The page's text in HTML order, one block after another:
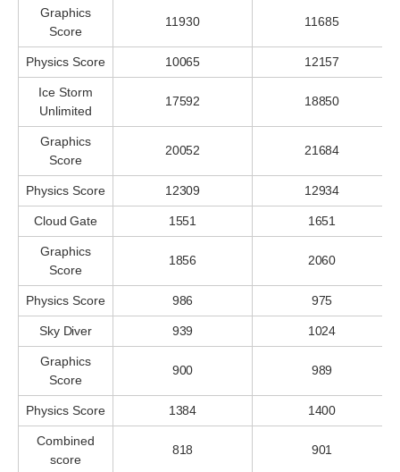
Graphics
Score
11930 11685
Physics Score 10065 12157
Ice Storm
Unlimited
17592 18850
Graphics
Score
20052 21684
Physics Score 12309 12934
Cloud Gate 1551 1651
Graphics
Score
1856 2060
Physics Score 986 975
Sky Diver 939 1024
Graphics
Score
900 989
Physics Score 1384 1400
Combined
score
818 901